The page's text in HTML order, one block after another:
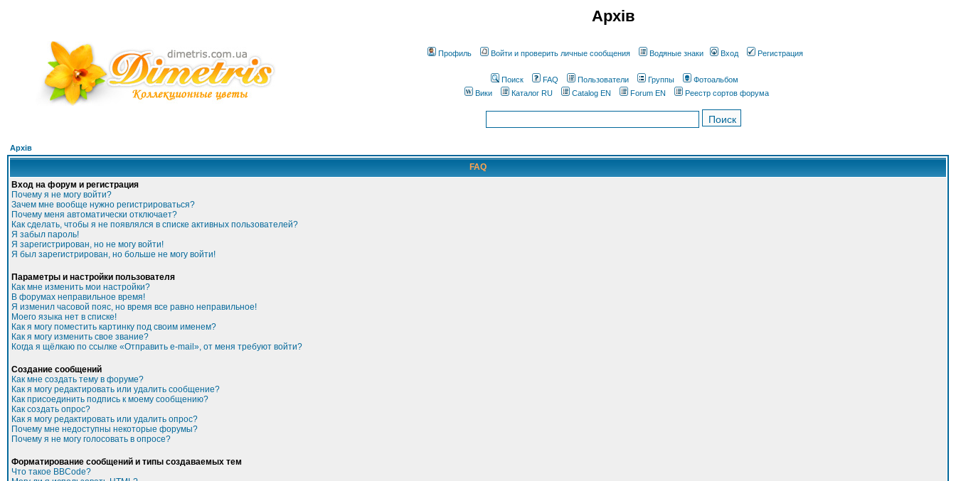
Архів
Профиль Войти и проверить личные сообщения Водяные знаки Вход Регистрация
Поиск FAQ Пользователи Группы
Фотоальбом
Вики
Каталог RU Catalog EN Forum EN Реестр сортов форума
Архів
FAQ
Вход на форум и регистрация
Почему я не могу войти?
Зачем мне вообще нужно регистрироваться?
Почему меня автоматически отключает?
Как сделать, чтобы я не появлялся в списке активных пользователей?
Я забыл пароль!
Я зарегистрирован, но не могу войти!
Я был зарегистрирован, но больше не могу войти!
Параметры и настройки пользователя
Как мне изменить мои настройки?
В форумах неправильное время!
Я изменил часовой пояс, но время все равно неправильное!
Моего языка нет в списке!
Как я могу поместить картинку под своим именем?
Как я могу изменить свое звание?
Когда я щёлкаю по ссылке «Отправить e-mail», от меня требуют войти?
Создание сообщений
Как мне создать тему в форуме?
Как я могу редактировать или удалить сообщение?
Как присоединить подпись к моему сообщению?
Как создать опрос?
Как я могу редактировать или удалить опрос?
Почему мне недоступны некоторые форумы?
Почему я не могу голосовать в опросе?
Форматирование сообщений и типы создаваемых тем
Что такое BBCode?